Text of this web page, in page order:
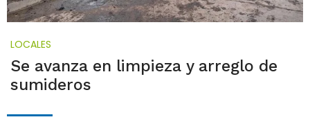
LOCALES
Se avanza en limpieza y arreglo de
sumideros